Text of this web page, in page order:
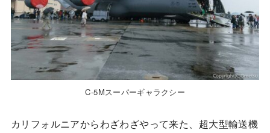
C-5Mスーパーギャラクシー
カリフォルニアからわざわざやって来た、超大型輸送機